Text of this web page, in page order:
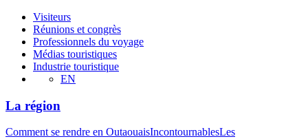
Visiteurs
Réunions et congrès
Professionnels du voyage
Médias touristiques
Industrie touristique
EN
La région
Comment se rendre en OutaouaisIncontournablesLes